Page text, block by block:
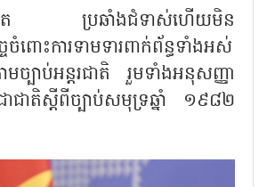
តែ ប្រឆាំងជំទាស់ហើយមិន
ពោះការទាមទារពាក់ព័ន្ធទាំងអស់
ច្បាប់អន្តរជាតិ រួមទាំងអនុសញ្ញា
ាជាតិស្ដីពីច្បាប់សមុទ្រឆ្នាំ ១៩៨២